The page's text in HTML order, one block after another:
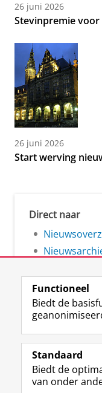
26 juni 2026
Stevinpremie
26 juni 2026
Start werving
Direct naar
Volg
Studiekiezers
Functioneel
Biedt de
Standaard
Biedt de
van onder